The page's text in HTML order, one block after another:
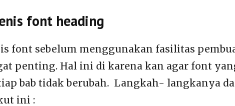
font heading
font sebelum menggunakan fasilitas
penting. Hal ini di karena kan agar font
bab tidak berubah. Langkah- langkanya
ini :